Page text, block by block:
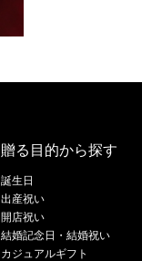
贈る目的から探す
誕生日
出産祝い
開店祝い
結婚記念日・結婚祝い
カジュアルギフト